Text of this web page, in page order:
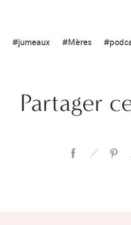
#jumeaux #Mères
Partager